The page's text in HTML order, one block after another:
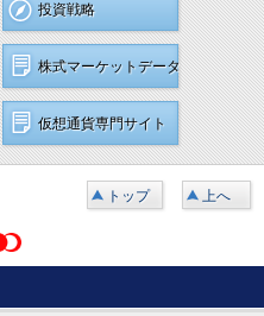
投資戦略
株式マーケットデータ
仮想通貨専門サイト
トップ 上へ